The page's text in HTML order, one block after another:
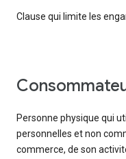
Clause qui limite les
Personne physique qui
personnelles et non
commerce, de son